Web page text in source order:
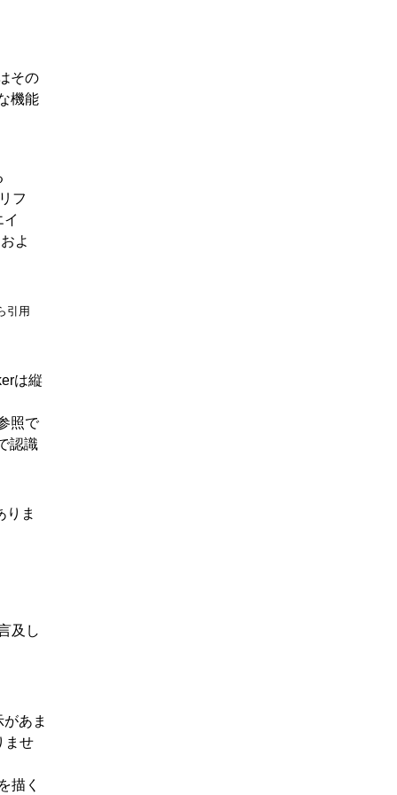
その
機能
フ
よ
引用
は縦
照で
認識
りま
及し
あま
ませ
描く